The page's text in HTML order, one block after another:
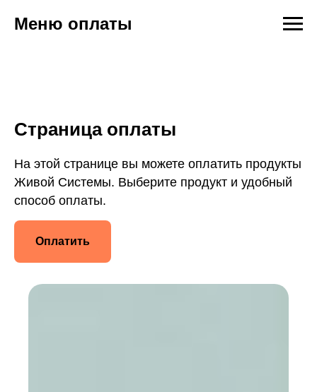
Меню оплаты
Страница оплаты
На этой странице вы можете оплатить продукты
Живой Системы. Выберите продукт и удобный
способ оплаты.
Оплатить